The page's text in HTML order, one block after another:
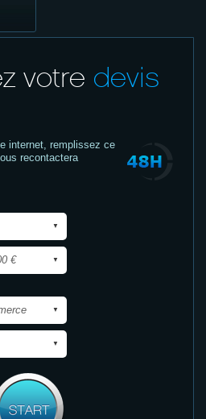
votre devis
internet, remplissez ce
recontactera